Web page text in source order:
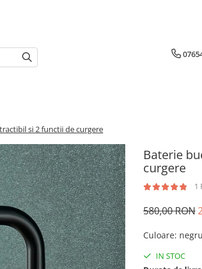
si 2 functii de curgere
Baterie
curgere
1
580,00 RON
Culoare: negru
IN STOC